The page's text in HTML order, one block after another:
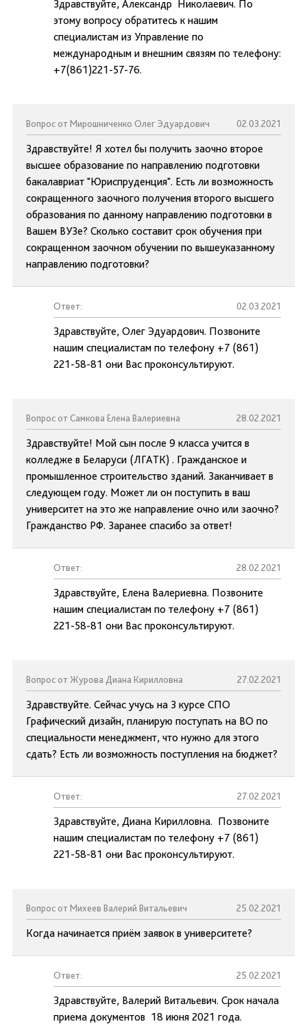
Здравствуйте, Александр Николаевич. По
этому вопросу обратитесь к нашим
специалистам из Управление по
международным и внешним связям по телефону:
+7(861)221-57-76.
Вопрос от Мирошниченко Олег Эдуардович 02.03.2021
Здравствуйте! Я хотел бы получить заочно второе
высшее образование по направлению подготовки
бакалавриат "Юриспруденция". Есть ли возможность
сокращенного заочного получения второго высшего
образования по данному направлению подготовки в
Вашем ВУЗе? Сколько составит срок обучения при
сокращенном заочном обучении по вышеуказанному
направлению подготовки?
Ответ: 02.03.2021
Здравствуйте, Олег Эдуардович. Позвоните
нашим специалистам по телефону +7 (861)
221-58-81 они Вас проконсультируют.
Вопрос от Самкова Елена Валериевна 28.02.2021
Здравствуйте! Мой сын после 9 класса учится в
колледже в Беларуси (ЛГАТК) . Гражданское и
промышленное строительство зданий. Заканчивает в
следующем году. Может ли он поступить в ваш
университет на это же направление очно или заочно?
Гражданство РФ. Заранее спасибо за ответ!
Ответ: 28.02.2021
Здравствуйте, Елена Валериевна. Позвоните
нашим специалистам по телефону +7 (861)
221-58-81 они Вас проконсультируют.
Вопрос от Журова Диана Кирилловна 27.02.2021
Здравствуйте. Сейчас учусь на 3 курсе СПО
Графический дизайн, планирую поступать на ВО по
специальности менеджмент, что нужно для этого
сдать? Есть ли возможность поступления на бюджет?
Ответ: 27.02.2021
Здравствуйте, Диана Кирилловна. Позвоните
нашим специалистам по телефону +7 (861)
221-58-81 они Вас проконсультируют.
Вопрос от Михеев Валерий Витальевич 25.02.2021
Когда начинается приём заявок в университете?
Ответ: 25.02.2021
Здравствуйте, Валерий Витальевич. Срок начала
приема документов 18 июня 2021 года.